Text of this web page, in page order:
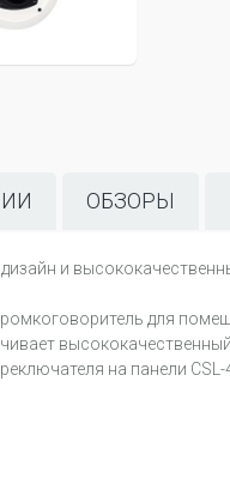
ОБЗОРЫ
и
для
на панели